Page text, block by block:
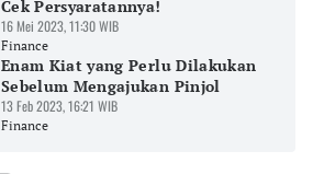
Cek Persyaratannya!
16 Mei 2023, 11:30 WIB
Finance
Enam Kiat yang Perlu Dilakukan
Sebelum Mengajukan Pinjol
13 Feb 2023, 16:21 WIB
Finance